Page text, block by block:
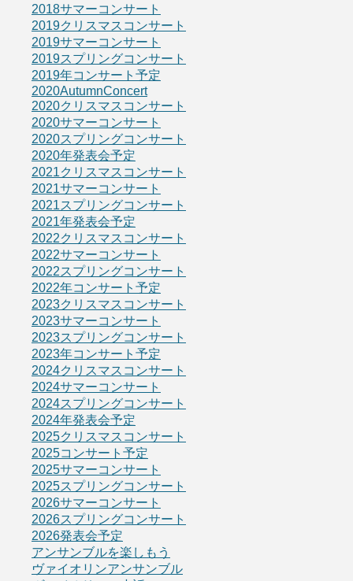
2018サマーコンサート
2019クリスマスコンサート
2019サマーコンサート
2019スプリングコンサート
2019年コンサート予定
2020AutumnConcert
2020クリスマスコンサート
2020サマーコンサート
2020スプリングコンサート
2020年発表会予定
2021クリスマスコンサート
2021サマーコンサート
2021スプリングコンサート
2021年発表会予定
2022クリスマスコンサート
2022サマーコンサート
2022スプリングコンサート
2022年コンサート予定
2023クリスマスコンサート
2023サマーコンサート
2023スプリングコンサート
2023年コンサート予定
2024クリスマスコンサート
2024サマーコンサート
2024スプリングコンサート
2024年発表会予定
2025クリスマスコンサート
2025コンサート予定
2025サマーコンサート
2025スプリングコンサート
2026サマーコンサート
2026スプリングコンサート
2026発表会予定
アンサンブルを楽しもう
ヴァイオリンアンサンブル